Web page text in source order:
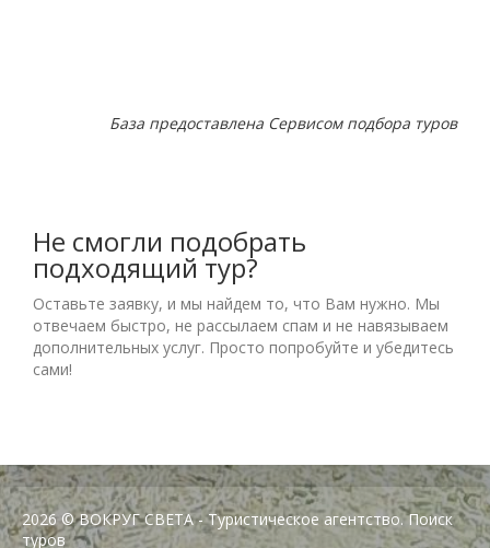
База предоставлена Сервисом подбора туров
Не смогли подобрать
подходящий тур?
Оставьте заявку, и мы найдем то, что Вам нужно. Мы
отвечаем быстро, не рассылаем спам и не навязываем
дополнительных услуг. Просто попробуйте и убедитесь
сами!
2026 © ВОКРУГ СВЕТА - Туристическое агентство. Поиск
туров